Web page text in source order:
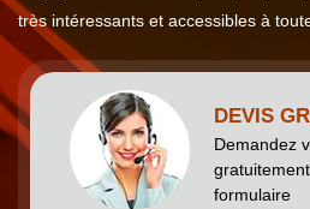
très intéressants et accessibles à
DEVIS
Demandez
formulaire